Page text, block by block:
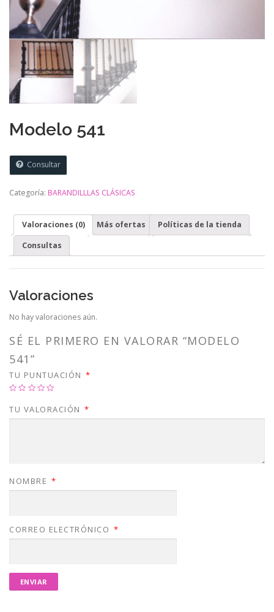
Modelo 541
Consultar
Categoría: BARANDILLLAS CLÁSICAS
Valoraciones (0) Más ofertas Políticas de la tienda
Consultas
Valoraciones
No hay valoraciones aún.
SÉ EL PRIMERO EN VALORAR “MODELO
541”
TU PUNTUACIÓN *
TU VALORACIÓN *
NOMBRE *
CORREO ELECTRÓNICO *